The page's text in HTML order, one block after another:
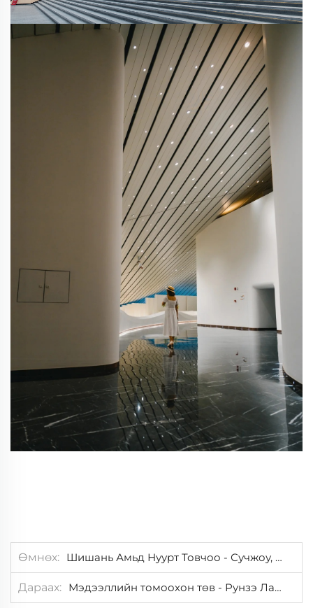
Өмнөх Шишань Амьд Нуурт Товчоо - Сучжоу, Хятад
Дараах Мэдээллийн томоохон төв - Рунзэ Ланфан, Хятад